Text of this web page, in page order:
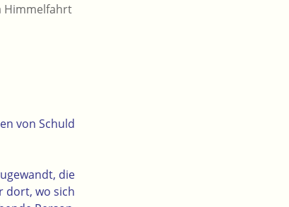
Himmelfahrt
von Schuld
die
dort, wo sich